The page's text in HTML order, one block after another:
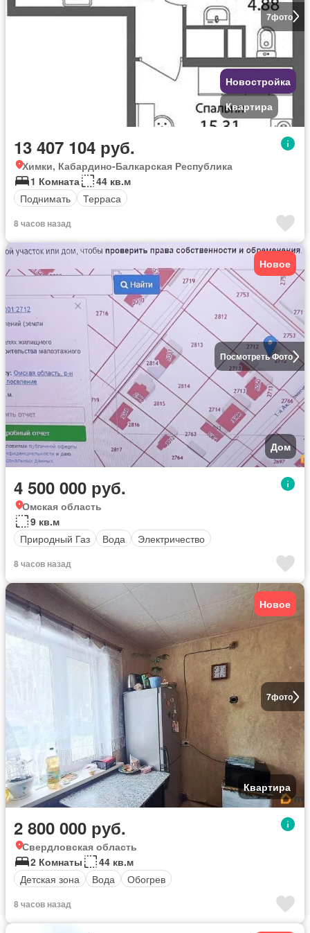
7фото
Новостройка
Квартира
13 407 104 руб.
Химки, Кабардино-Балкарская Республика
1 Комната
44 кв.м
Поднимать
Терраса
8 часов назад
Посмотреть Фото
Новое
Дом
4 500 000 руб.
Омская область
9 кв.м
Природный Газ
Вода Электричество
8 часов назад
7фото
Новое
Квартира
2 800 000 руб.
Свердловская область
2 Комнаты
44 кв.м
Детская зона
Вода Обогрев
8 часов назад